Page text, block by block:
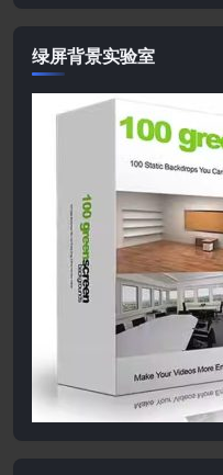
绿屏背景实验室